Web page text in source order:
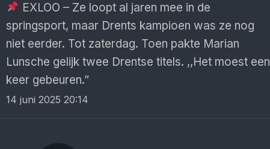
EXLOO – Ze loopt al jaren mee in de
springsport, maar Drents kampioen was ze nog
niet eerder. Tot zaterdag. Toen pakte Marian
Lunsche gelijk twee Drentse titels. ,,Het moest een
keer gebeuren.”
14 juni 2025 20:14